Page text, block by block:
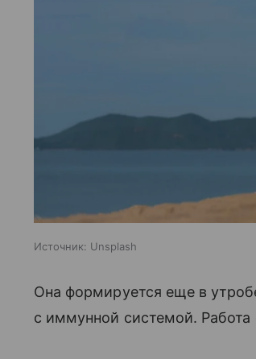
Источник: Unsplash
Она формируется еще в
с иммунной системой.